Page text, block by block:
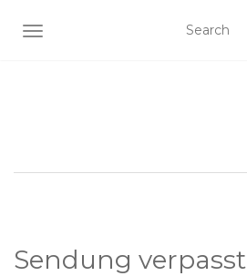
SCHALTE NAVIGATION
Sendung verpasst